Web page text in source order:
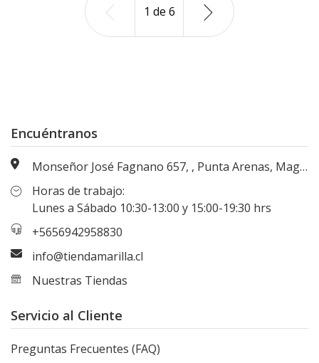
1 de 6
Encuéntranos
Monseñor José Fagnano 657, , Punta Arenas, Magallanes, Chile
Horas de trabajo:
Lunes a Sábado 10:30-13:00 y 15:00-19:30 hrs
+5656942958830
info@tiendamarilla.cl
Nuestras Tiendas
Servicio al Cliente
Preguntas Frecuentes (FAQ)